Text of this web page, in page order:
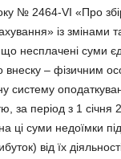
№ 2464-VI «Про
із змінами
несплачені суми
внеску – фізичним
систему
за період з 1 січня
ці суми недоїмки
від їх